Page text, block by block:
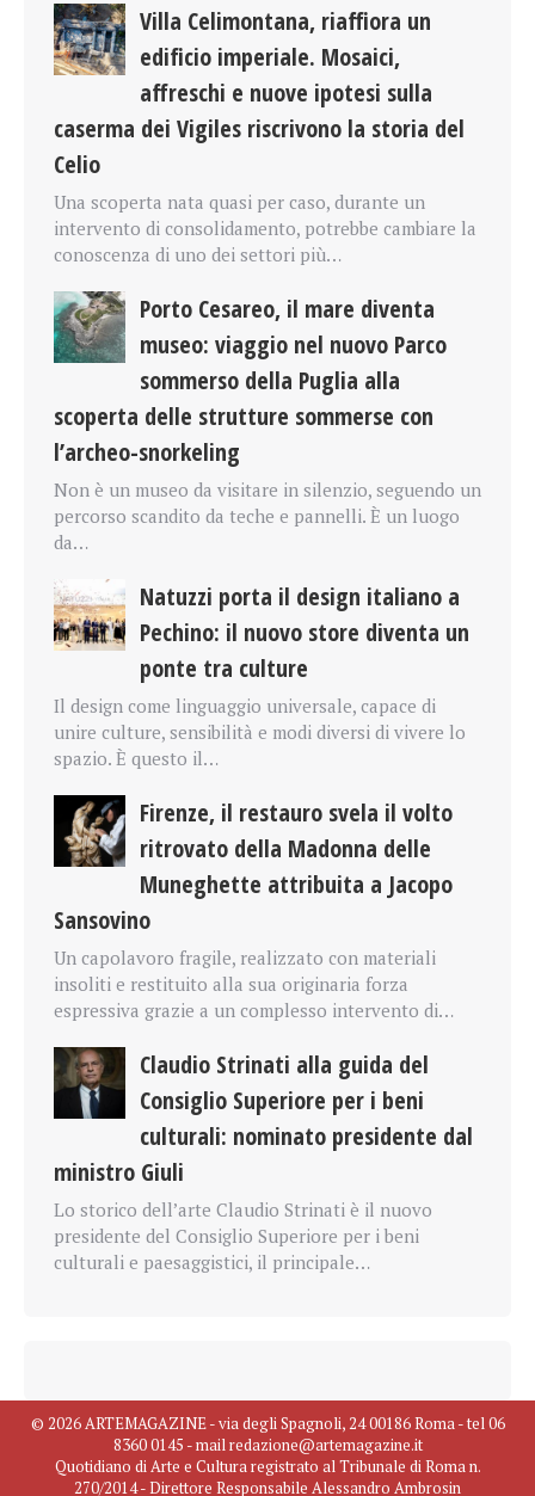
Villa Celimontana, riaffiora un
edificio imperiale. Mosaici,
affreschi e nuove ipotesi sulla
caserma dei Vigiles riscrivono la storia del
Celio
Una scoperta nata quasi per caso, durante un
intervento di consolidamento, potrebbe cambiare la
conoscenza di uno dei settori più…
Porto Cesareo, il mare diventa
museo: viaggio nel nuovo Parco
sommerso della Puglia alla
scoperta delle strutture sommerse con
l’archeo-snorkeling
Non è un museo da visitare in silenzio, seguendo un
percorso scandito da teche e pannelli. È un luogo
da…
Natuzzi porta il design italiano a
Pechino: il nuovo store diventa un
ponte tra culture
Il design come linguaggio universale, capace di
unire culture, sensibilità e modi diversi di vivere lo
spazio. È questo il…
Firenze, il restauro svela il volto
ritrovato della Madonna delle
Muneghette attribuita a Jacopo
Sansovino
Un capolavoro fragile, realizzato con materiali
insoliti e restituito alla sua originaria forza
espressiva grazie a un complesso intervento di…
Claudio Strinati alla guida del
Consiglio Superiore per i beni
culturali: nominato presidente dal
ministro Giuli
Lo storico dell’arte Claudio Strinati è il nuovo
presidente del Consiglio Superiore per i beni
culturali e paesaggistici, il principale…
© 2026 ARTEMAGAZINE - via degli Spagnoli, 24 00186 Roma - tel 06
8360 0145 - mail redazione@artemagazine.it
Quotidiano di Arte e Cultura registrato al Tribunale di Roma n.
270/2014 - Direttore Responsabile Alessandro Ambrosin